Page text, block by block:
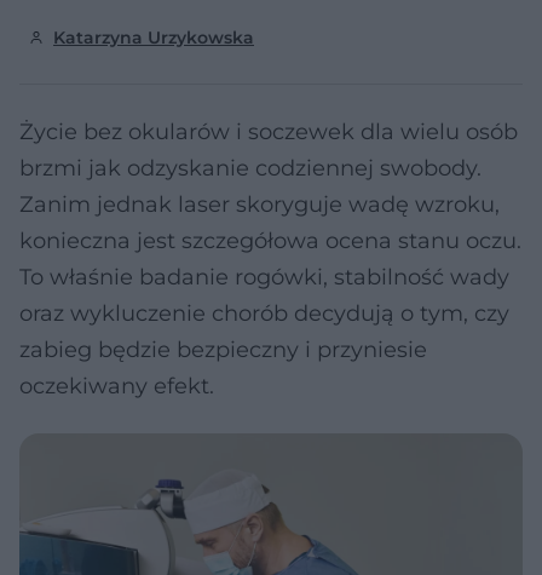
Katarzyna Urzykowska
Życie bez okularów i soczewek dla wielu osób
brzmi jak odzyskanie codziennej swobody.
Zanim jednak laser skoryguje wadę wzroku,
konieczna jest szczegółowa ocena stanu oczu.
To właśnie badanie rogówki, stabilność wady
oraz wykluczenie chorób decydują o tym, czy
zabieg będzie bezpieczny i przyniesie
oczekiwany efekt.